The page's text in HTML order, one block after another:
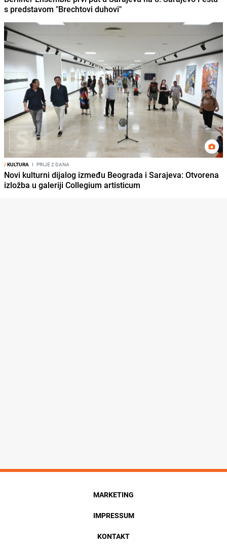
s predstavom "Brechtovi duhovi"
/KULTURA I PRIJE 2 DANA
Novi kulturni dijalog između Beograda i Sarajeva: Otvorena
izložba u galeriji Collegium artisticum
MARKETING
IMPRESSUM
KONTAKT